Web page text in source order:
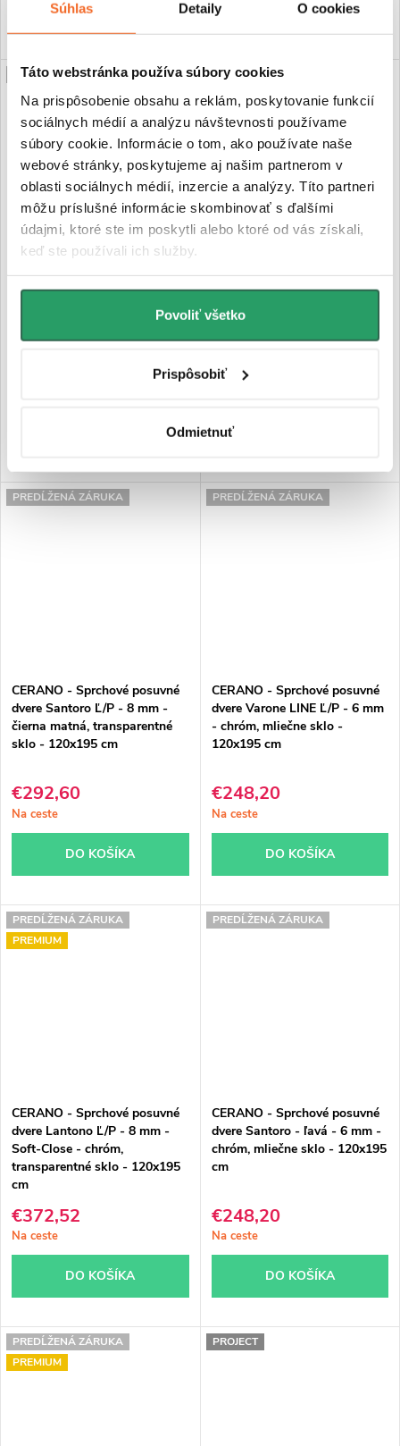
Súhlas Detaily O cookies
Táto webstránka používa súbory cookies
Na prispôsobenie obsahu a reklám, poskytovanie funkcií
sociálnych médií a analýzu návštevnosti používame
súbory cookie. Informácie o tom, ako používate naše
webové stránky, poskytujeme aj našim partnerom v
oblasti sociálnych médií, inzercie a analýzy. Títo partneri
môžu príslušné informácie skombinovať s ďalšími
údajmi, ktoré ste im poskytli alebo ktoré od vás získali,
keď ste používali ich služby.
Povoliť všetko
Prispôsobiť
Odmietnuť
DO KOŠÍKA DO KOŠÍKA
PREDĹŽENÁ ZÁRUKA
dvere Antelo s pevnou časťou
120(80+40)x190 cm
PREDĹŽENÁ ZÁRUKA
dvere Antelo s pevnou časťou
transparentné sklo -
120(90+30)x190 cm
€269,95
PREDĹŽENÁ ZÁRUKA
CERANO - Sprchové posuvné
dvere Santoro Ľ/P - 8 mm -
čierna matná, transparentné
sklo - 120x195 cm
€292,60
Na ceste
DO KOŠÍKA
PREDĹŽENÁ ZÁRUKA
CERANO - Sprchové posuvné
dvere Varone LINE Ľ/P - 6 mm
- chróm, mliečne sklo -
120x195 cm
€248,20
Na ceste
DO KOŠÍKA
PREDĹŽENÁ ZÁRUKA
PREMIUM
CERANO - Sprchové posuvné
dvere Lantono Ľ/P - 8 mm -
Soft-Close - chróm,
transparentné sklo - 120x195
cm
€372,52
Na ceste
DO KOŠÍKA
PREDĹŽENÁ ZÁRUKA
CERANO - Sprchové posuvné
dvere Santoro - ľavá - 6 mm -
chróm, mliečne sklo - 120x195
cm
€248,20
Na ceste
DO KOŠÍKA
PREDĹŽENÁ ZÁRUKA
PREMIUM
PROJECT